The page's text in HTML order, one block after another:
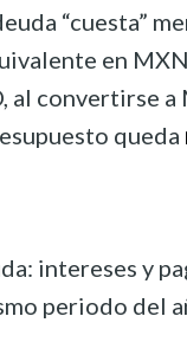
“cuesta”
en
al convertirse
queda
intereses y
periodo del